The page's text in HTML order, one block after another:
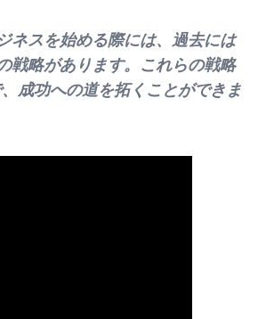
ネスを始める際には、過去には
戦略があります。これらの戦略
成功への道を拓くことができま